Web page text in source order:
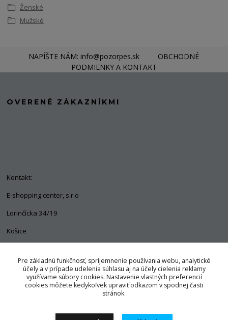
Ženské
Mužské
NAPÍŠTE NÁM: info@pozorpes.sk
OBCHODNÉ
PODMIENKY A KONTAKT
OVERENÉ ZÁKAZNÍKMI
Kontakt:
E-shopping center, s.r.o
Lorinčícka 34/19
Košice
+421 903 563 637
info@pozorpes.sk
Pre základnú funkčnosť, spríjemnenie používania webu, analytické
účely a v prípade udelenia súhlasu aj na účely cielenia reklamy
využívame súbory cookies. Nastavenie vlastných preferencií
cookies môžete kedykoľvek upraviť odkazom v spodnej časti
stránok.